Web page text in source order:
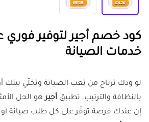
كود خصم أجير لتوفير فوري
خدمات الصيانة
لو ودك ترتاح من تعب الصيانة وتخلّي بيتك
بالنظافة والترتيب، تطبيق أجيرهو الحل
إن عندك فرصة توفّر على كل طلب صيانة